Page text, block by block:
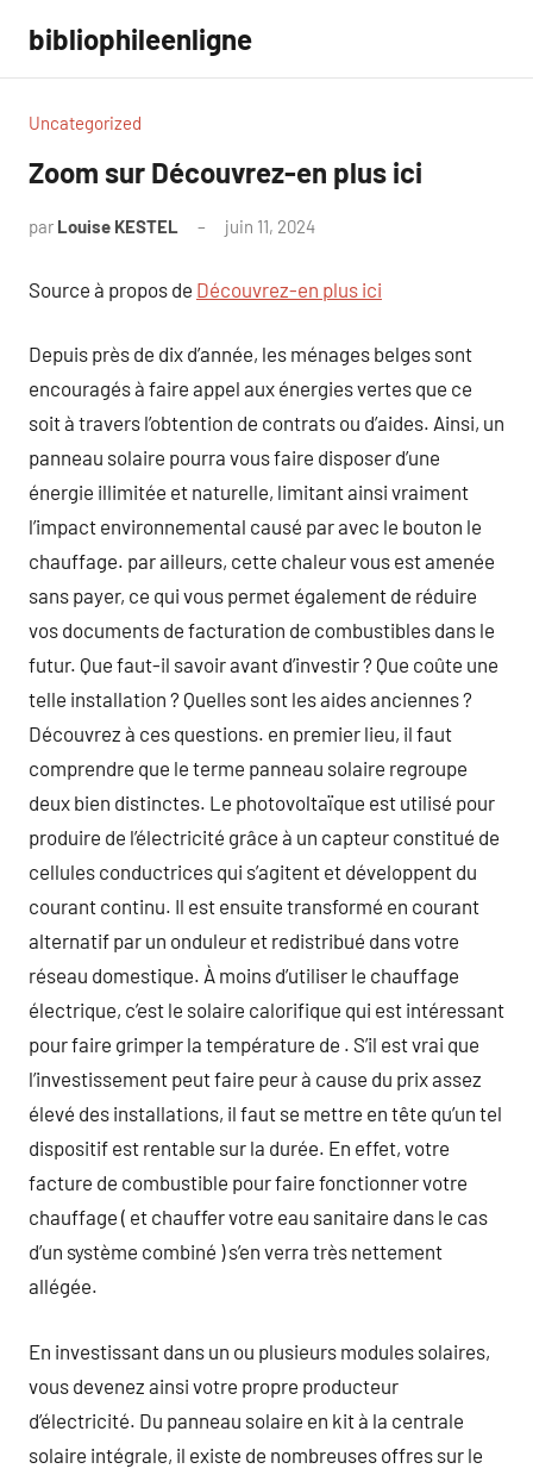
contenu
bibliophileenligne
Uncategorized
Zoom sur Découvrez-en plus ici
par Louise KESTEL juin 11, 2024
Source à propos de Découvrez-en plus ici
Depuis près de dix d’année, les ménages belges sont
encouragés à faire appel aux énergies vertes que ce
soit à travers l’obtention de contrats ou d’aides. Ainsi, un
panneau solaire pourra vous faire disposer d’une
énergie illimitée et naturelle, limitant ainsi vraiment
l’impact environnemental causé par avec le bouton le
chauffage. par ailleurs, cette chaleur vous est amenée
sans payer, ce qui vous permet également de réduire
vos documents de facturation de combustibles dans le
futur. Que faut-il savoir avant d’investir ? Que coûte une
telle installation ? Quelles sont les aides anciennes ?
Découvrez à ces questions. en premier lieu, il faut
comprendre que le terme panneau solaire regroupe
deux bien distinctes. Le photovoltaïque est utilisé pour
produire de l’électricité grâce à un capteur constitué de
cellules conductrices qui s’agitent et développent du
courant continu. Il est ensuite transformé en courant
alternatif par un onduleur et redistribué dans votre
réseau domestique. À moins d’utiliser le chauffage
électrique, c’est le solaire calorifique qui est intéressant
pour faire grimper la température de . S’il est vrai que
l’investissement peut faire peur à cause du prix assez
élevé des installations, il faut se mettre en tête qu’un tel
dispositif est rentable sur la durée. En effet, votre
facture de combustible pour faire fonctionner votre
chauffage ( et chauffer votre eau sanitaire dans le cas
d’un système combiné ) s’en verra très nettement
allégée.
En investissant dans un ou plusieurs modules solaires,
vous devenez ainsi votre propre producteur
d’électricité. Du panneau solaire en kit à la centrale
solaire intégrale, il existe de nombreuses offres sur le